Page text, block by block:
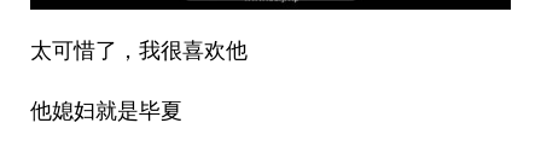
太可惜了，我很喜欢他
他媳妇就是毕夏